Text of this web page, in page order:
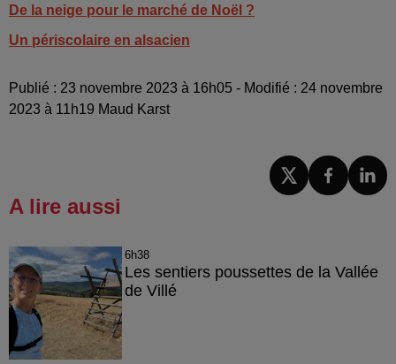
De la neige pour le marché de Noël ?
Un périscolaire en alsacien
Publié : 23 novembre 2023 à 16h05 - Modifié : 24 novembre
2023 à 11h19 Maud Karst
A lire aussi
6h38
Les sentiers poussettes de la Vallée
de Villé